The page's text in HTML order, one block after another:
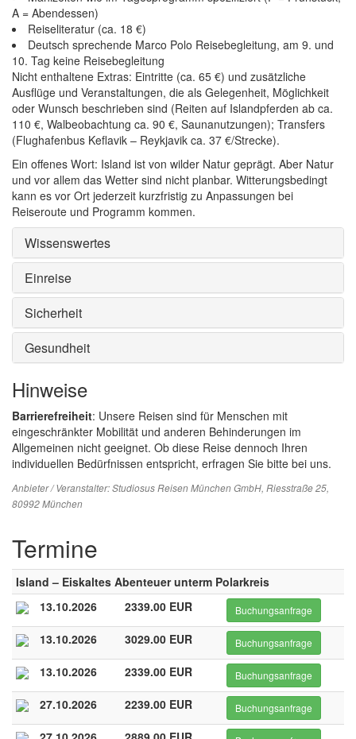
A = Abendessen)
Reiseliteratur (ca. 18 €)
Deutsch sprechende Marco Polo Reisebegleitung, am 9. und
10. Tag keine Reisebegleitung
Nicht enthaltene Extras: Eintritte (ca. 65 €) und zusätzliche
Ausflüge und Veranstaltungen, die als Gelegenheit, Möglichkeit
oder Wunsch beschrieben sind (Reiten auf Islandpferden ab ca.
110 €, Walbeobachtung ca. 90 €, Saunanutzungen); Transfers
(Flughafenbus Keflavik – Reykjavik ca. 37 €/Strecke).
Ein offenes Wort: Island ist von wilder Natur geprägt. Aber Natur
und vor allem das Wetter sind nicht planbar. Witterungsbedingt
kann es vor Ort jederzeit kurzfristig zu Anpassungen bei
Reiseroute und Programm kommen.
Wissenswertes
Einreise
Sicherheit
Gesundheit
Hinweise
Barrierefreiheit: Unsere Reisen sind für Menschen mit
eingeschränkter Mobilität und anderen Behinderungen im
Allgemeinen nicht geeignet. Ob diese Reise dennoch Ihren
individuellen Bedürfnissen entspricht, erfragen Sie bitte bei uns.
Anbieter / Veranstalter:Studiosus Reisen München GmbH, Riesstraße 25,
80992 München
Termine
Island – Eiskaltes Abenteuer unterm Polarkreis
13.10.2026
2339.00 EUR Buchungsanfrage
13.10.2026 3029.00 EUR Buchungsanfrage
13.10.2026 2339.00 EUR Buchungsanfrage
27.10.2026 2239.00 EUR Buchungsanfrage